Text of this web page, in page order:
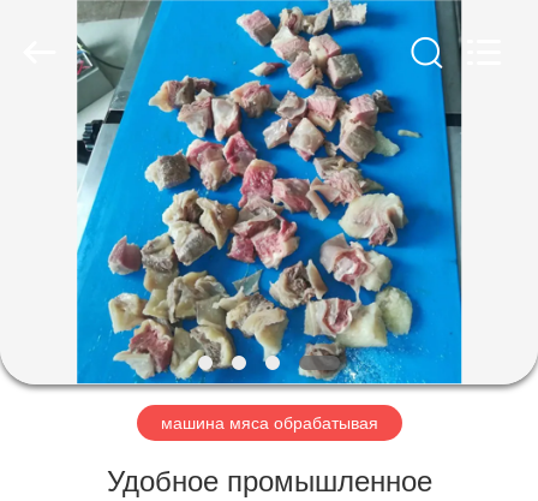
ДОМОЙ
ПРОДУКТЫ
О
машина мяса обрабатывая
Удобное промышленное